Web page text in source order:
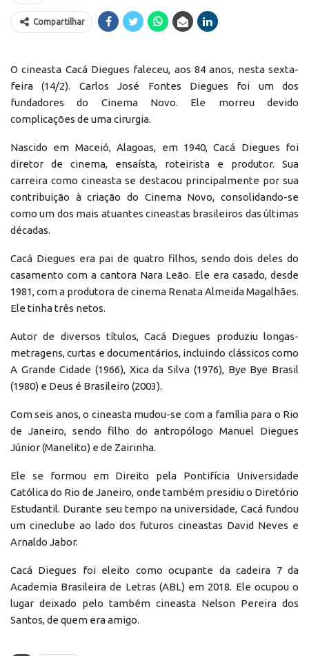
Compartilhar
O cineasta Cacá Diegues faleceu, aos 84 anos, nesta sexta-
feira (14/2). Carlos José Fontes Diegues foi um dos
fundadores do Cinema Novo. Ele morreu devido
complicações de uma cirurgia.
Nascido em Maceió, Alagoas, em 1940, Cacá Diegues foi
diretor de cinema, ensaísta, roteirista e produtor. Sua
carreira como cineasta se destacou principalmente por sua
contribuição à criação do Cinema Novo, consolidando-se
como um dos mais atuantes cineastas brasileiros das últimas
décadas.
Cacá Diegues era pai de quatro filhos, sendo dois deles do
casamento com a cantora Nara Leão. Ele era casado, desde
1981, com a produtora de cinema Renata Almeida Magalhães.
Ele tinha três netos.
Autor de diversos títulos, Cacá Diegues produziu longas-
metragens, curtas e documentários, incluindo clássicos como
A Grande Cidade (1966), Xica da Silva (1976), Bye Bye Brasil
(1980) e Deus é Brasileiro (2003).
Com seis anos, o cineasta mudou-se com a família para o Rio
de Janeiro, sendo filho do antropólogo Manuel Diegues
Júnior (Manelito) e de Zairinha.
Ele se formou em Direito pela Pontifícia Universidade
Católica do Rio de Janeiro, onde também presidiu o Diretório
Estudantil. Durante seu tempo na universidade, Cacá fundou
um cineclube ao lado dos futuros cineastas David Neves e
Arnaldo Jabor.
Cacá Diegues foi eleito como ocupante da cadeira 7 da
Academia Brasileira de Letras (ABL) em 2018. Ele ocupou o
lugar deixado pelo também cineasta Nelson Pereira dos
Santos, de quem era amigo.